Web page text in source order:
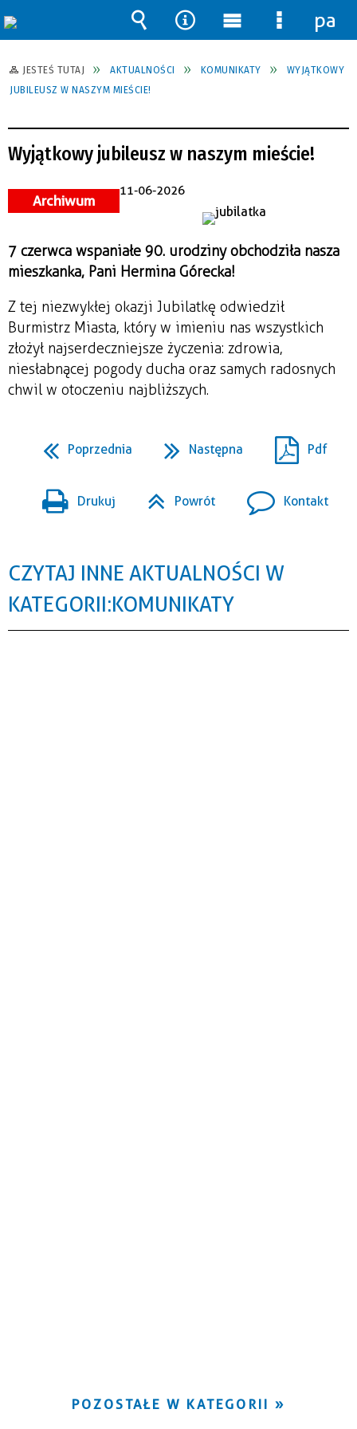
JESTEŚ TUTAJ AKTUALNOŚCI KOMUNIKATY
WYJĄTKOWY
JUBILEUSZ W NASZYM MIEŚCIE!
Wyjątkowy jubileusz w naszym mieście!
Archiwum
11-06-2026
7 czerwca wspaniałe 90. urodziny obchodziła nasza
mieszkanka, Pani Hermina Górecka!
Z tej niezwykłej okazji Jubilatkę odwiedził
Burmistrz Miasta, który w imieniu nas wszystkich
złożył najserdeczniejsze życzenia: zdrowia,
niesłabnącej pogody ducha oraz samych radosnych
chwil w otoczeniu najbliższych.
Poprzednia Następna Pdf
Drukuj Powrót Kontakt
CZYTAJ INNE AKTUALNOŚCI W
KATEGORII: KOMUNIKATY
POZOSTAŁE W KATEGORII
Wyszukiwarka
Narzędzia
Menu
główne
Menu